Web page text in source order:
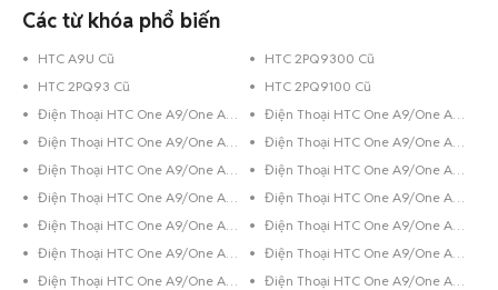
Htc One A9 One A9s cũ với giá siêu tiết kiệm tại Bến Tre nhưng vẫn đảm
bảo chất lượng. Trường hợp bạn đang sở hữu chiếc điện thoại Htc cũ đã
qua sử dụng và muốn bán, hãy chụp hình lại và đăng tin rao bán ngay
trên Chợ Tốt.
Chúc các bạn có trải nghiệm mua bán
điện thoại cũtuyệt vời trên Chợ
Tốt.
Các từ khóa phổ biến
HTC A9U Cũ
HTC 2PQ9300 Cũ
HTC 2PQ93 Cũ
HTC 2PQ9100 Cũ
Điện Thoại HTC One A9/One A9s Đen Bóng
Điện Thoại HTC One A9/One A9s 8GB Đen
Điện Thoại HTC One A9/One A9s 32GB Xanh Dương
Điện Thoại HTC One A9/One A9s 32GB Vàng Hồng
Điện Thoại HTC One A9/One A9s 32GB Vàng
Điện Thoại HTC One A9/One A9s 32GB Trắng
Điện Thoại HTC One A9/One A9s 32GB Hồng
Điện Thoại HTC One A9/One A9s 32GB Đen Bóng
Điện Thoại HTC One A9/One A9s 32GB Bạc
Điện Thoại HTC One A9/One A9s 16GB Xanh Dương
Điện Thoại HTC One A9/One A9s 16GB Xám
Điện Thoại HTC One A9/One A9s 16GB Vàng Hồng
Điện Thoại HTC One A9/One A9s 16GB Vàng
Điện Thoại HTC One A9/One A9s 16GB Trắng